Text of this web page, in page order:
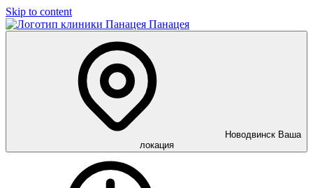
Skip to content
Панацея
Новодвинск Ваша
локация